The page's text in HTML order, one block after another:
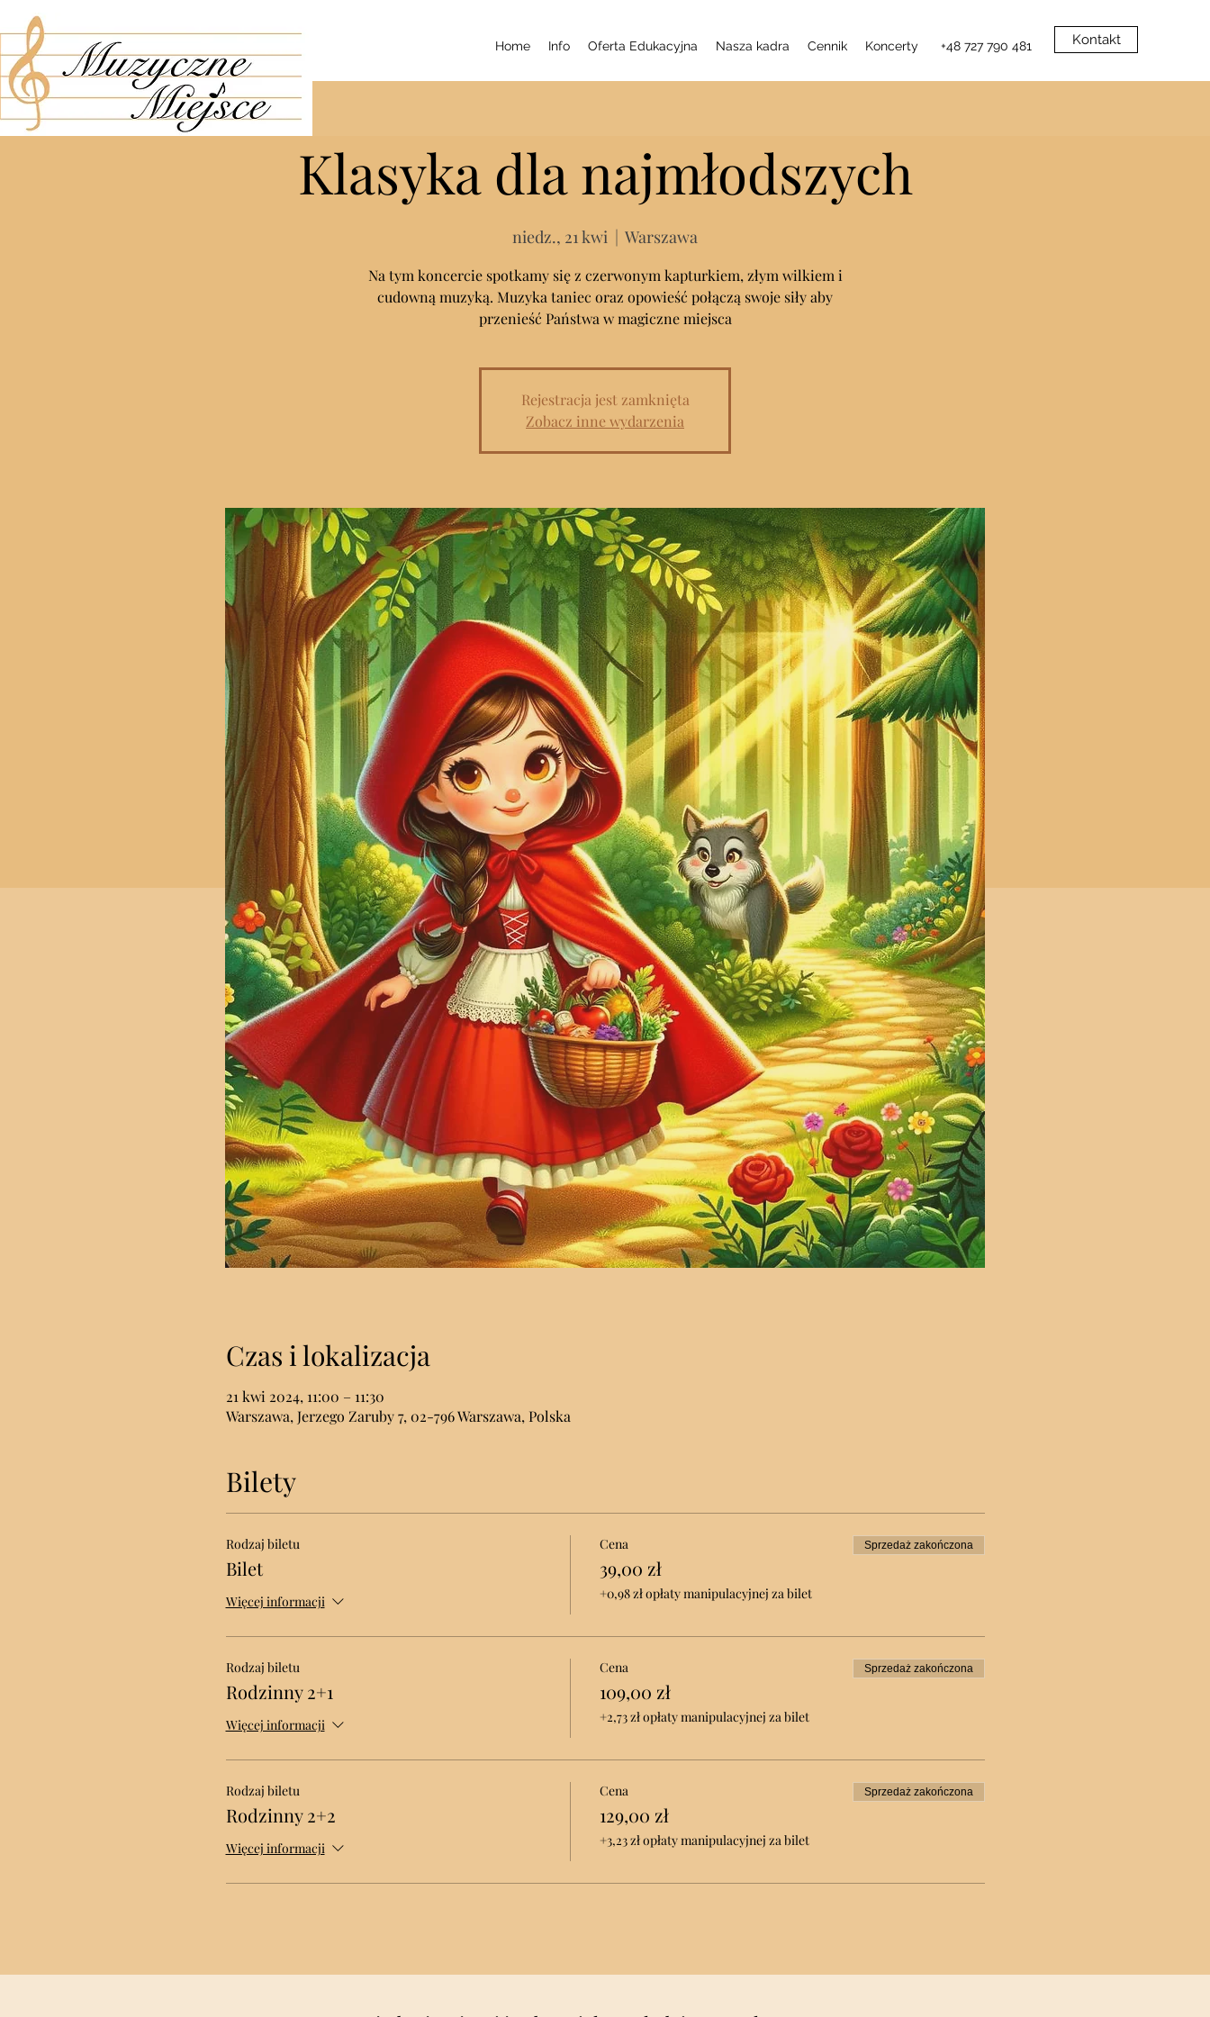
Home Info Oferta Edukacyjna Nasza kadra Cennik Koncerty +48 727 790 481 Kontakt
Klasyka dla najmłodszych
niedz., 21 kwi
  |
Warszawa
Na tym koncercie spotkamy się z czerwonym kapturkiem, złym wilkiem i
cudowną muzyką. Muzyka taniec oraz opowieść połączą swoje siły aby
przenieść Państwa w magiczne miejsca
Rejestracja jest zamknięta
Zobacz inne wydarzenia
Czas i lokalizacja
21 kwi 2024, 11:00 – 11:30
Warszawa, Jerzego Zaruby 7, 02-796 Warszawa, Polska
Bilety
Rodzaj biletu
Bilet
Więcej informacji
Cena
39,00 zł
+0,98 zł opłaty manipulacyjnej za bilet
Sprzedaż zakończona
Rodzaj biletu
Rodzinny 2+1
Więcej informacji
Cena
109,00 zł
+2,73 zł opłaty manipulacyjnej za bilet
Sprzedaż zakończona
Rodzaj biletu
Rodzinny 2+2
Więcej informacji
Cena
129,00 zł
+3,23 zł opłaty manipulacyjnej za bilet
Sprzedaż zakończona